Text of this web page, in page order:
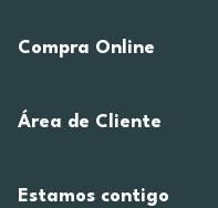
Compra Online
Área de Cliente
Estamos contigo